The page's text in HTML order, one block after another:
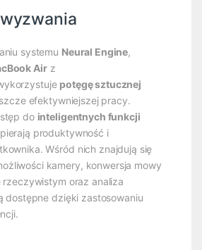
systemu Neural Engine,
Airz
potęgę sztucznej
efektywniejszej pracy.
do inteligentnych funkcji
produktywność i
Wśród nich znajdują się
kamery, konwersja mowy
oraz analiza
dostępne dzięki zastosowaniu